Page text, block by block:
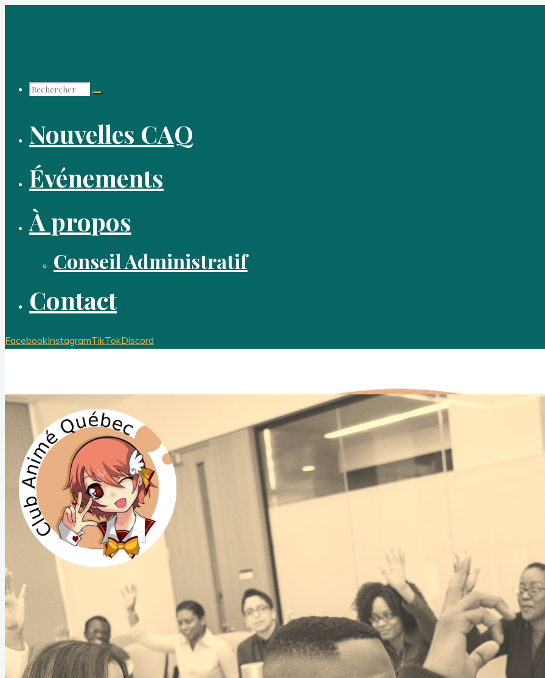
Recherche
pour :
Nouvelles CAQ
Événements
À propos
Conseil Administratif
Contact
FacebookInstagramTikTokDiscord
Club Animé Québec
Le club de culture japonaise de l'Université Laval
Nouvelles CAQ
Événements
À propos
Conseil Administratif
Contact